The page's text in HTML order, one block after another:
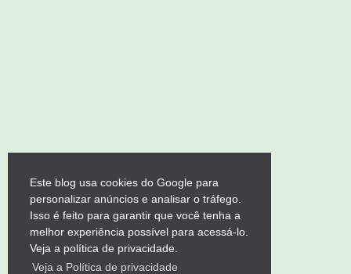
Este blog usa cookies do Google para
personalizar anúncios e analisar o tráfego.
Isso é feito para garantir que você tenha a
melhor experiência possível para acessá-lo.
Veja a política de privacidade.
Veja a Política de privacidade